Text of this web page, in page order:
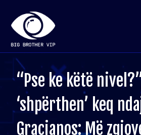
“Pse ke këtë
‘shpërthen’ keq
Gracianos: Më